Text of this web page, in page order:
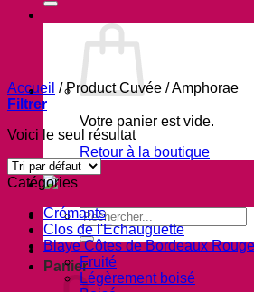
Votre panier est vide.
Retour à la boutique
Recherche
pour :
Panier
Accueil /Product Cuvée /Amphorae
Filtrer
Voici le seul résultat
Catégories
Crémants
Clos de l'Echauguette
Blaye Côtes de Bordeaux Rouge
Fruité
Légèrement boisé